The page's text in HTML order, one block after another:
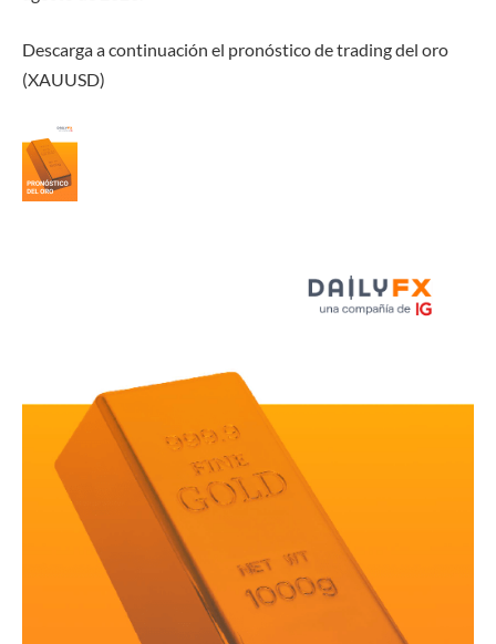
Descarga a continuación el pronóstico de trading del oro
(XAUUSD)